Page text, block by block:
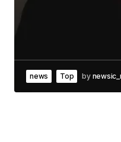
news Top by